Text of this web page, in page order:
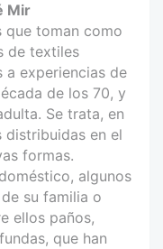
Mir
que toman como
de textiles
a experiencias de
de los 70, y
Se trata, en
distribuidas en el
formas.
algunos
su familia o
ellos paños,
que han